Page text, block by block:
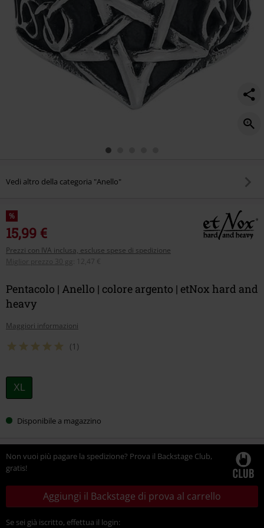
Vedi altro della categoria "Anello"
%
15,99 €
Prezzi con IVA inclusa, escluse spese di spedizione
Miglior prezzo 30 gg
12,47 €
Pentacolo | Anello | colore argento | etNox hard and
heavy
Maggiori informazioni
(1)
Scegli
la
taglia
XL
Disponibile a magazzino
Non vuoi più pagare la spedizione? Prova il Backstage Club,
gratis!
Aggiungi il Backstage di prova al carrello
Se sei già iscritto, effettua il login: